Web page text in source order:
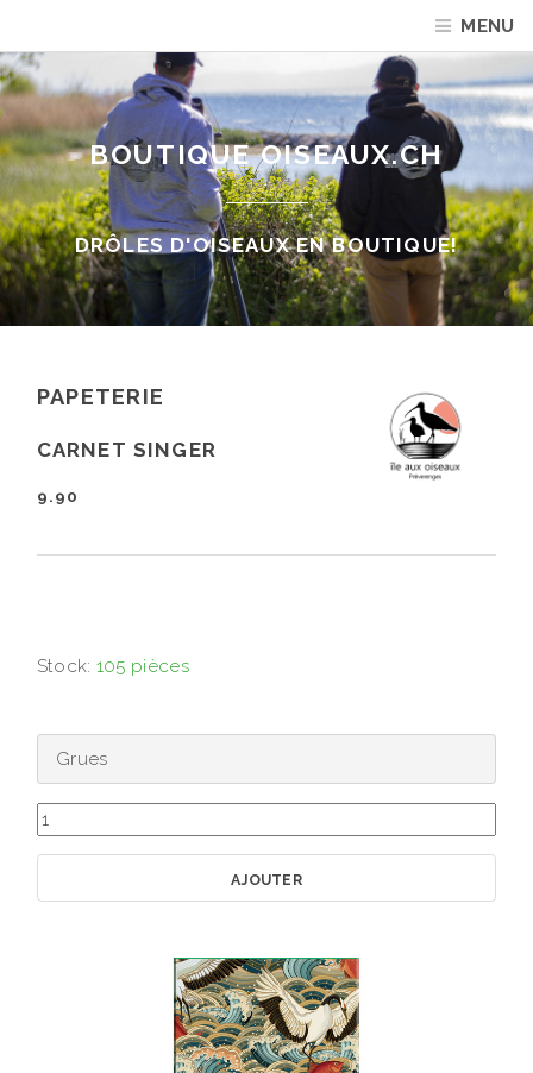
MENU
BOUTIQUE OISEAUX.CH
DRÔLES D'OISEAUX EN BOUTIQUE!
PAPETERIE
CARNET SINGER
9.90
Stock: 105 pièces